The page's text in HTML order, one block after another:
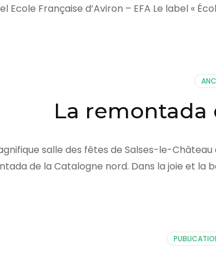
Ecole Française d’Aviron – EFA Le label «
ANC
La remontada
salle des fêtes de Salses-le-
de la Catalogne nord. Dans la joie et la